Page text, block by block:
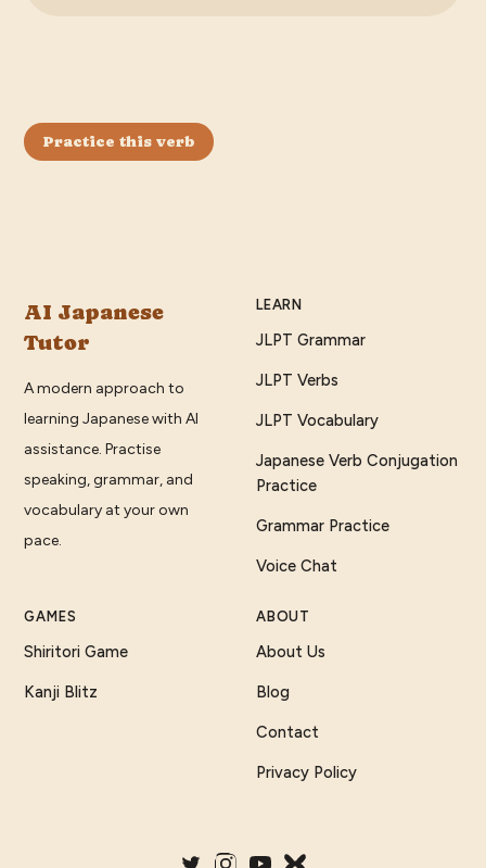
Practice this verb
AI Japanese
Tutor
A modern approach to
learning Japanese with AI
assistance. Practise
speaking, grammar, and
vocabulary at your own
pace.
LEARN
JLPT Grammar
JLPT Verbs
JLPT Vocabulary
Japanese Verb Conjugation
Practice
Grammar Practice
Voice Chat
GAMES
Shiritori Game
Kanji Blitz
ABOUT
About Us
Blog
Contact
Privacy Policy